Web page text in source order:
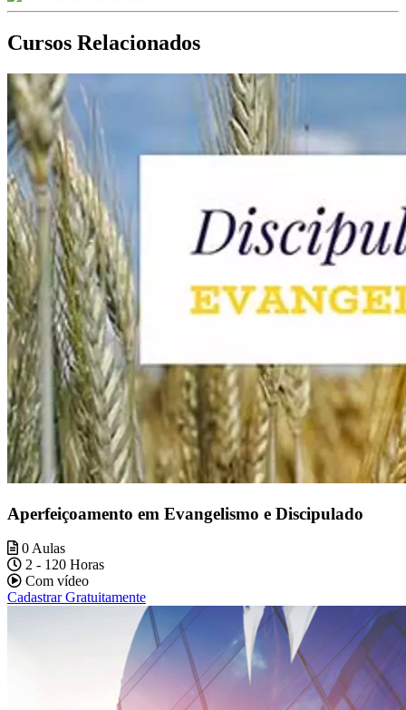
Cursos Relacionados
Aperfeiçoamento em Evangelismo e Discipulado
0 Aulas
2 - 120 Horas
Com vídeo
Cadastrar Gratuitamente